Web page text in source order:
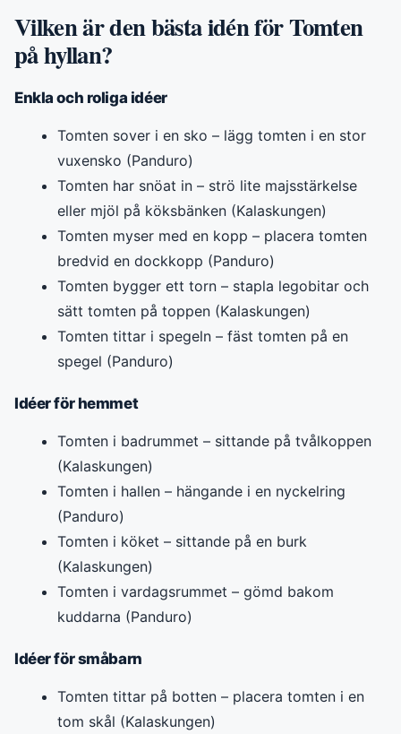
Vilken är den bästa idén för Tomten
på hyllan?
Enkla och roliga idéer
Tomten sover i en sko – lägg tomten i en stor
vuxensko (Panduro)
Tomten har snöat in – strö lite majsstärkelse
eller mjöl på köksbänken (Kalaskungen)
Tomten myser med en kopp – placera tomten
bredvid en dockkopp (Panduro)
Tomten bygger ett torn – stapla legobitar och
sätt tomten på toppen (Kalaskungen)
Tomten tittar i spegeln – fäst tomten på en
spegel (Panduro)
Idéer för hemmet
Tomten i badrummet – sittande på tvålkoppen
(Kalaskungen)
Tomten i hallen – hängande i en nyckelring
(Panduro)
Tomten i köket – sittande på en burk
(Kalaskungen)
Tomten i vardagsrummet – gömd bakom
kuddarna (Panduro)
Idéer för småbarn
Tomten tittar på botten – placera tomten i en
tom skål (Kalaskungen)